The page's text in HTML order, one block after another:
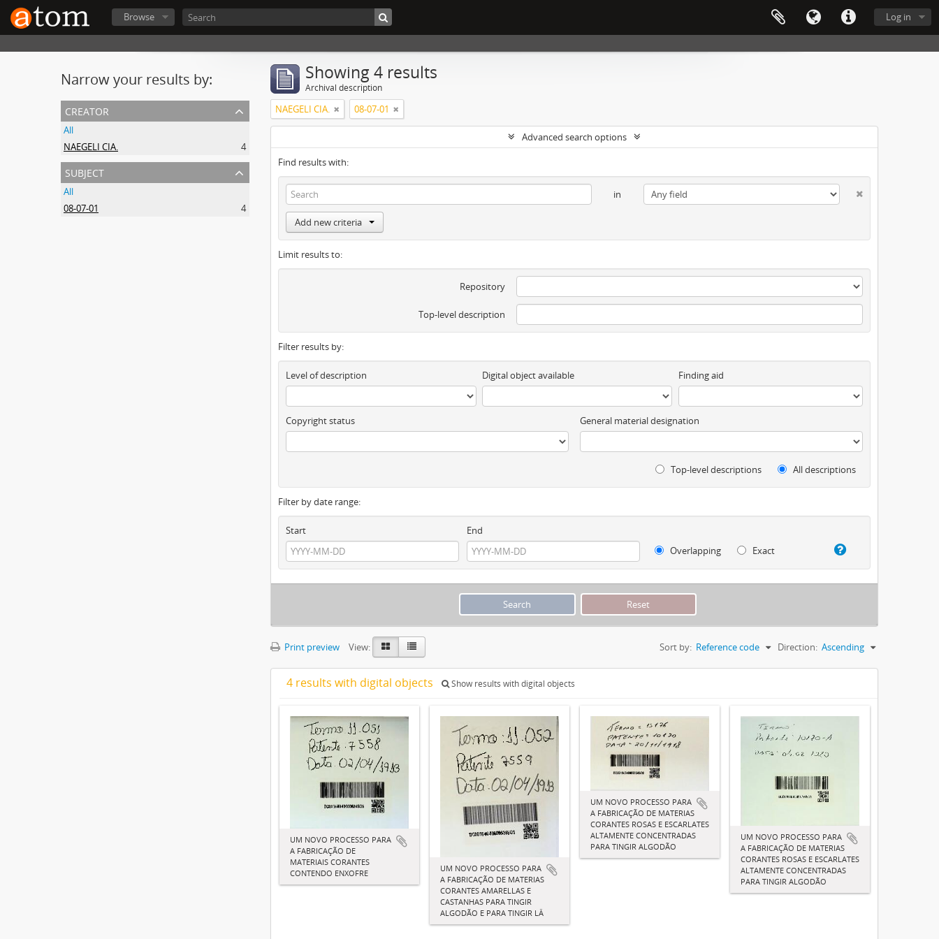
Log in
Browse
Narrow your results by:
creator
All
NAEGELI CIA.
4
subject
All
08-07-01
4
Showing 4 results
Archival description
NAEGELI CIA. 08-07-01
Advanced search options
Find results with:
in
Add new criteria
Limit results to:
Repository
Top-level description
Filter results by:
Level of description Digital object available Finding aid
Copyright status General material designation
Top-level descriptions All descriptions
Filter by date range:
Start
End
Overlapping
Exact
Print preview View: Sort by: Reference code Direction: Ascending
4 results with digital objects Show results with digital objects
UM NOVO PROCESSO PARA
A FABRICAÇÃO DE
MATERIAIS CORANTES
CONTENDO ENXOFRE
UM NOVO PROCESSO PARA
A FABRICAÇÃO DE MATERIAS
CORANTES AMARELLAS E
CASTANHAS PARA TINGIR
ALGODÃO E PARA TINGIR LÂ
UM NOVO PROCESSO PARA
A FABRICAÇÃO DE MATERIAS
CORANTES ROSAS E ESCARLATES
ALTAMENTE CONCENTRADAS
PARA TINGIR ALGODÃO
UM NOVO PROCESSO PARA
A FABRICAÇÃO DE MATERIAS
CORANTES ROSAS E ESCARLATES
ALTAMENTE CONCENTRADAS
PARA TINGIR ALGODÃO